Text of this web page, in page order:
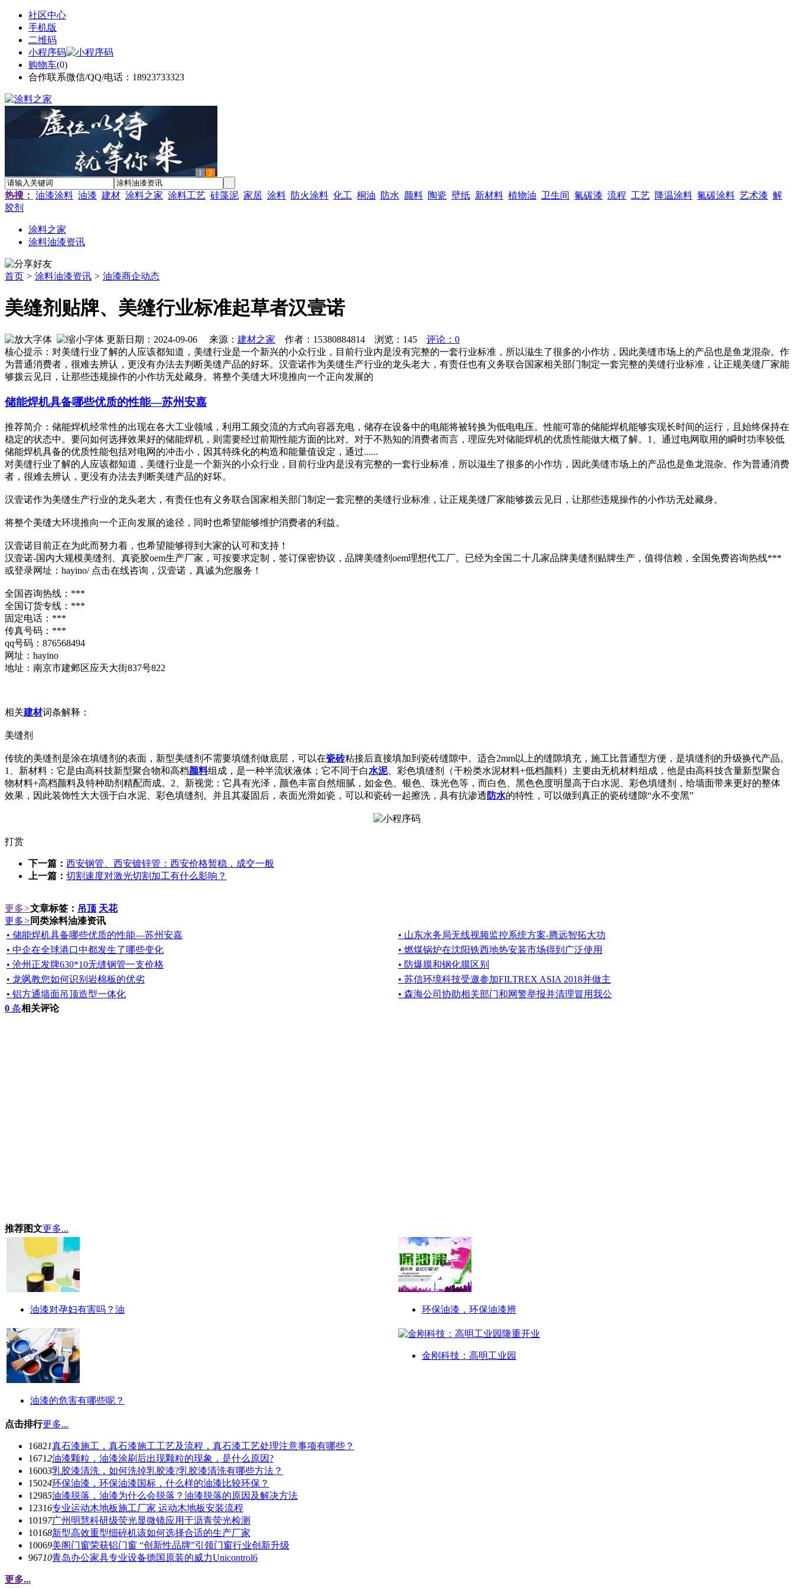
社区中心
手机版
二维码
小程序码
购物车(0)
合作联系微信/QQ/电话：18923733323
1 2
热搜： 油漆涂料 油漆 建材 涂料之家 涂料工艺 硅藻泥 家居 涂料 防火涂料 化工 桐油 防水 颜料 陶瓷 壁纸 新材料 植物油 卫生间 氟碳漆 流程 工艺 降温涂料 氟碳涂料 艺术漆 解
胶剂
涂料之家
涂料油漆资讯
首页 > 涂料油漆资讯 > 油漆商企动态
美缝剂贴牌、美缝行业标准起草者汉壹诺
更新日期：2024-09-06 来源： 建材之家 作者：15380884814 浏览： 145
评论：0
核心提示：对美缝行业了解的人应该都知道，美缝行业是一个新兴的小众行业，目前行业内是没有完整的一套行业标准，所以滋生了很多的小作坊，因此美缝市场上的产品也是鱼龙混杂。作
为普通消费者，很难去辨认，更没有办法去判断美缝产品的好坏。汉壹诺作为美缝生产行业的龙头老大，有责任也有义务联合国家相关部门制定一套完整的美缝行业标准，让正规美缝厂家能
够拨云见日，让那些违规操作的小作坊无处藏身。将整个美缝大环境推向一个正向发展的
储能焊机具备哪些优质的性能—苏州安嘉
推荐简介：储能焊机经常性的出现在各大工业领域，利用工频交流的方式向容器充电，储存在设备中的电能将被转换为低电电压。性能可靠的储能焊机能够实现长时间的运行，且始终保持在
稳定的状态中。要问如何选择效果好的储能焊机，则需要经过前期性能方面的比对。对于不熟知的消费者而言，理应先对储能焊机的优质性能做大概了解。1、通过电网取用的瞬时功率较低
储能焊机具备的优质性能包括对电网的冲击小，因其特殊化的构造和能量值设定，通过......
对美缝行业了解的人应该都知道，美缝行业是一个新兴的小众行业，目前行业内是没有完整的一套行业标准，所以滋生了很多的小作坊，因此美缝市场上的产品也是鱼龙混杂。作为普通消费
者，很难去辨认，更没有办法去判断美缝产品的好坏。
汉壹诺作为美缝生产行业的龙头老大，有责任也有义务联合国家相关部门制定一套完整的美缝行业标准，让正规美缝厂家能够拨云见日，让那些违规操作的小作坊无处藏身。
将整个美缝大环境推向一个正向发展的途径，同时也希望能够维护消费者的利益。
汉壹诺目前正在为此而努力着，也希望能够得到大家的认可和支持！
汉壹诺-国内大规模美缝剂、真瓷胶oem生产厂家，可按要求定制，签订保密协议，品牌美缝剂oem理想代工厂。已经为全国二十几家品牌美缝剂贴牌生产，值得信赖，全国免费咨询热线***
或登录网址：hayino/ 点击在线咨询，汉壹诺，真诚为您服务！
全国咨询热线：***
全国订货专线：***
固定电话：***
传真号码：***
qq号码：876568494
网址：hayino
地址：南京市建邺区应天大街837号822
相关建材词条解释：
美缝剂
传统的美缝剂是涂在填缝剂的表面，新型美缝剂不需要填缝剂做底层，可以在瓷砖粘接后直接填加到瓷砖缝隙中。适合2mm以上的缝隙填充，施工比普通型方便，是填缝剂的升级换代产品。
1、新材料：它是由高科技新型聚合物和高档颜料组成，是一种半流状液体；它不同于白水泥、彩色填缝剂（干粉类水泥材料+低档颜料）主要由无机材料组成，他是由高科技含量新型聚合
物材料+高档颜料及特种助剂精配而成。2、新视觉：它具有光泽，颜色丰富自然细腻，如金色、银色、珠光色等，而白色、黑色色度明显高于白水泥、彩色填缝剂，给墙面带来更好的整体
效果，因此装饰性大大强于白水泥、彩色填缝剂。并且其凝固后，表面光滑如瓷，可以和瓷砖一起擦洗，具有抗渗透 防水的特性，可以做到真正的瓷砖缝隙“永不变黑”
打赏
下一篇： 西安钢管、西安镀锌管：西安价格暂稳，成交一般
上一篇： 切割速度对激光切割加工有什么影响？
更多>文章标签： 吊顶 天花
更多> 同类涂料油漆资讯
• 储能焊机具备哪些优质的性能—苏州安嘉
• 山东水务局无线视频监控系统方案-腾远智拓大功
• 中企在全球港口中都发生了哪些变化
• 燃煤锅炉在沈阳铁西地热安装市场得到广泛使用
• 沧州正发牌630*10无缝钢管一支价格
• 防爆膜和钢化膜区别
• 龙飒教您如何识别岩棉板的优劣
• 苏信环境科技受邀参加FILTREX ASIA 2018并做主
• 铝方通墙面吊顶造型一体化
• 森海公司协助相关部门和网警举报并清理冒用我公
0 条相关评论
推荐图文更多...
油漆对孕妇有害吗？油 环保油漆，环保油漆辨
油漆的危害有哪些呢？
金刚科技：高明工业园
点击排行更多...
16821真石漆施工，真石漆施工工艺及流程，真石漆工艺处理注意事项有哪些？
16712油漆颗粒，油漆涂刷后出现颗粒的现象，是什么原因?
16003乳胶漆清洗，如何洗掉乳胶漆?乳胶漆清洗有哪些方法？
15024环保油漆，环保油漆国标，什么样的油漆比较环保？
12985油漆脱落，油漆为什么会脱落？油漆脱落的原因及解决方法
12316专业运动木地板施工厂家 运动木地板安装流程
10197广州明慧科研级荧光显微镜应用于沥青荧光检测
10168新型高效重型细碎机该如何选择合适的生产厂家
10069美阁门窗荣获铝门窗 “创新性品牌”引领门窗行业创新升级
96710青岛办公家具专业设备德国原装的威力Unicontrol6
更多...